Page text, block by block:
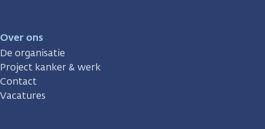
Over ons
De organisatie
Project kanker & werk
Contact
Vacatures